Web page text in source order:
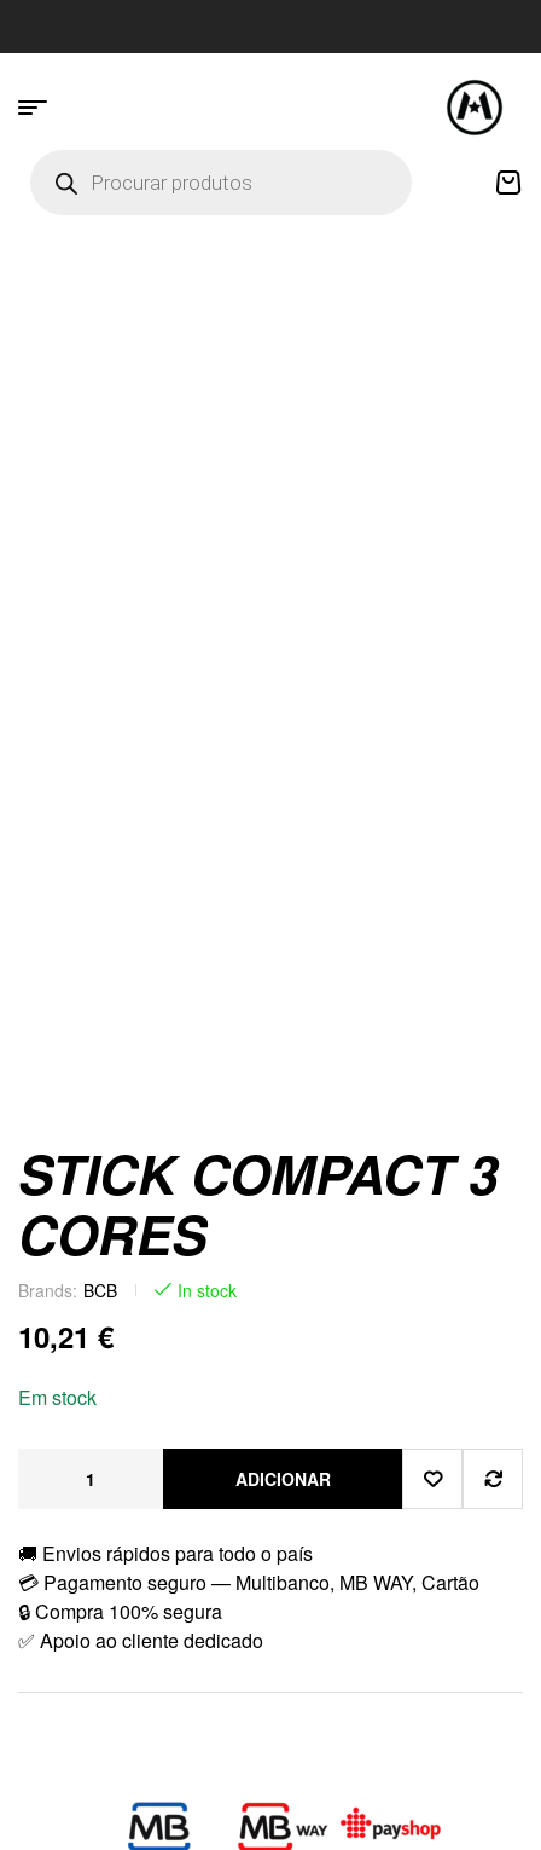
STICK COMPACT 3
CORES
Brands: BCB In stock
10,21 €
Em stock
ADICIONAR
🚚 Envios rápidos para todo o país
💳 Pagamento seguro — Multibanco, MB WAY, Cartão
🔒 Compra 100% segura
✅ Apoio ao cliente dedicado